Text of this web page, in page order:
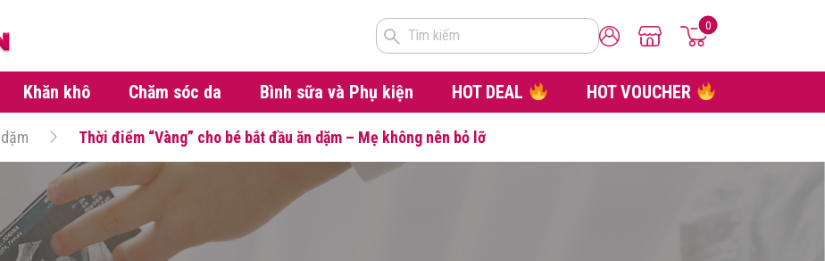
Tìm kiếm
0
Khăn khô Chăm sóc da Bình sữa và Phụ kiện HOT DEAL HOT VOUCHER
Thời điểm “Vàng” cho bé bắt đầu ăn dặm – Mẹ không nên bỏ lỡ